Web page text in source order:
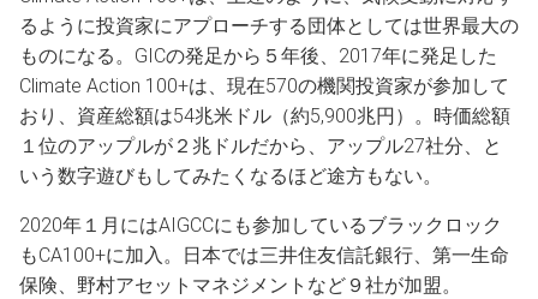
るように投資家にアプローチする団体としては世界最大の
ものになる。GICの発足から５年後、2017年に発足した
Climate Action 100+は、現在570の機関投資家が参加して
おり、資産総額は54兆米ドル（約5,900兆円）。時価総額
１位のアップルが２兆ドルだから、アップル27社分、と
いう数字遊びもしてみたくなるほど途方もない。
2020年１月にはAIGCCにも参加しているブラックロック
もCA100+に加入。日本では三井住友信託銀行、第一生命
保険、野村アセットマネジメントなど９社が加盟。